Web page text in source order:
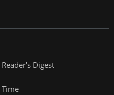
Reader's Digest
Time